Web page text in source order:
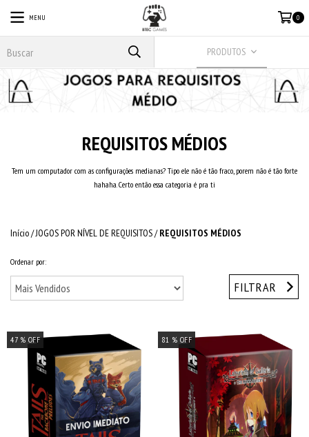
MENU 0
PRODUTOS
REQUISITOS MÉDIOS
Tem um computador com as configurações medianas? Tipo ele não é tão fraco, porem não é tão forte
hahaha. Certo então essa categoria é pra ti
Início/JOGOS POR NÍVEL DE REQUISITOS/ REQUISITOS MÉDIOS
Ordenar por:
FILTRAR
47% OFF 81 % OFF